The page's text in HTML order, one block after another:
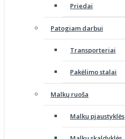
Priedai
Patogiam darbui
Transporteriai
Pakėlimo stalai
Malkų ruoša
Malkų pjaustyklės